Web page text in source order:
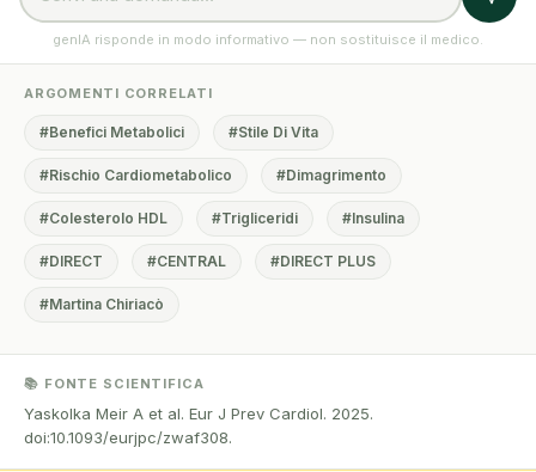
genIA risponde in modo informativo — non sostituisce il medico.
ARGOMENTI CORRELATI
#Benefici Metabolici #Stile Di Vita
#Rischio Cardiometabolico #Dimagrimento
#Colesterolo HDL #Trigliceridi #Insulina
#DIRECT #CENTRAL #DIRECT PLUS
#Martina Chiriacò
📚 FONTE SCIENTIFICA
Yaskolka Meir A et al. Eur J Prev Cardiol. 2025.
doi:10.1093/eurjpc/zwaf308.